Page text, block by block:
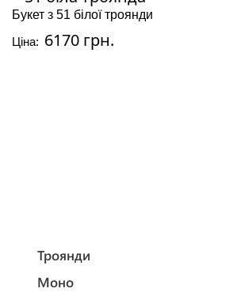
Букет з 51 білої троянди
Ціна: 6170 грн.
Троянди
Моно